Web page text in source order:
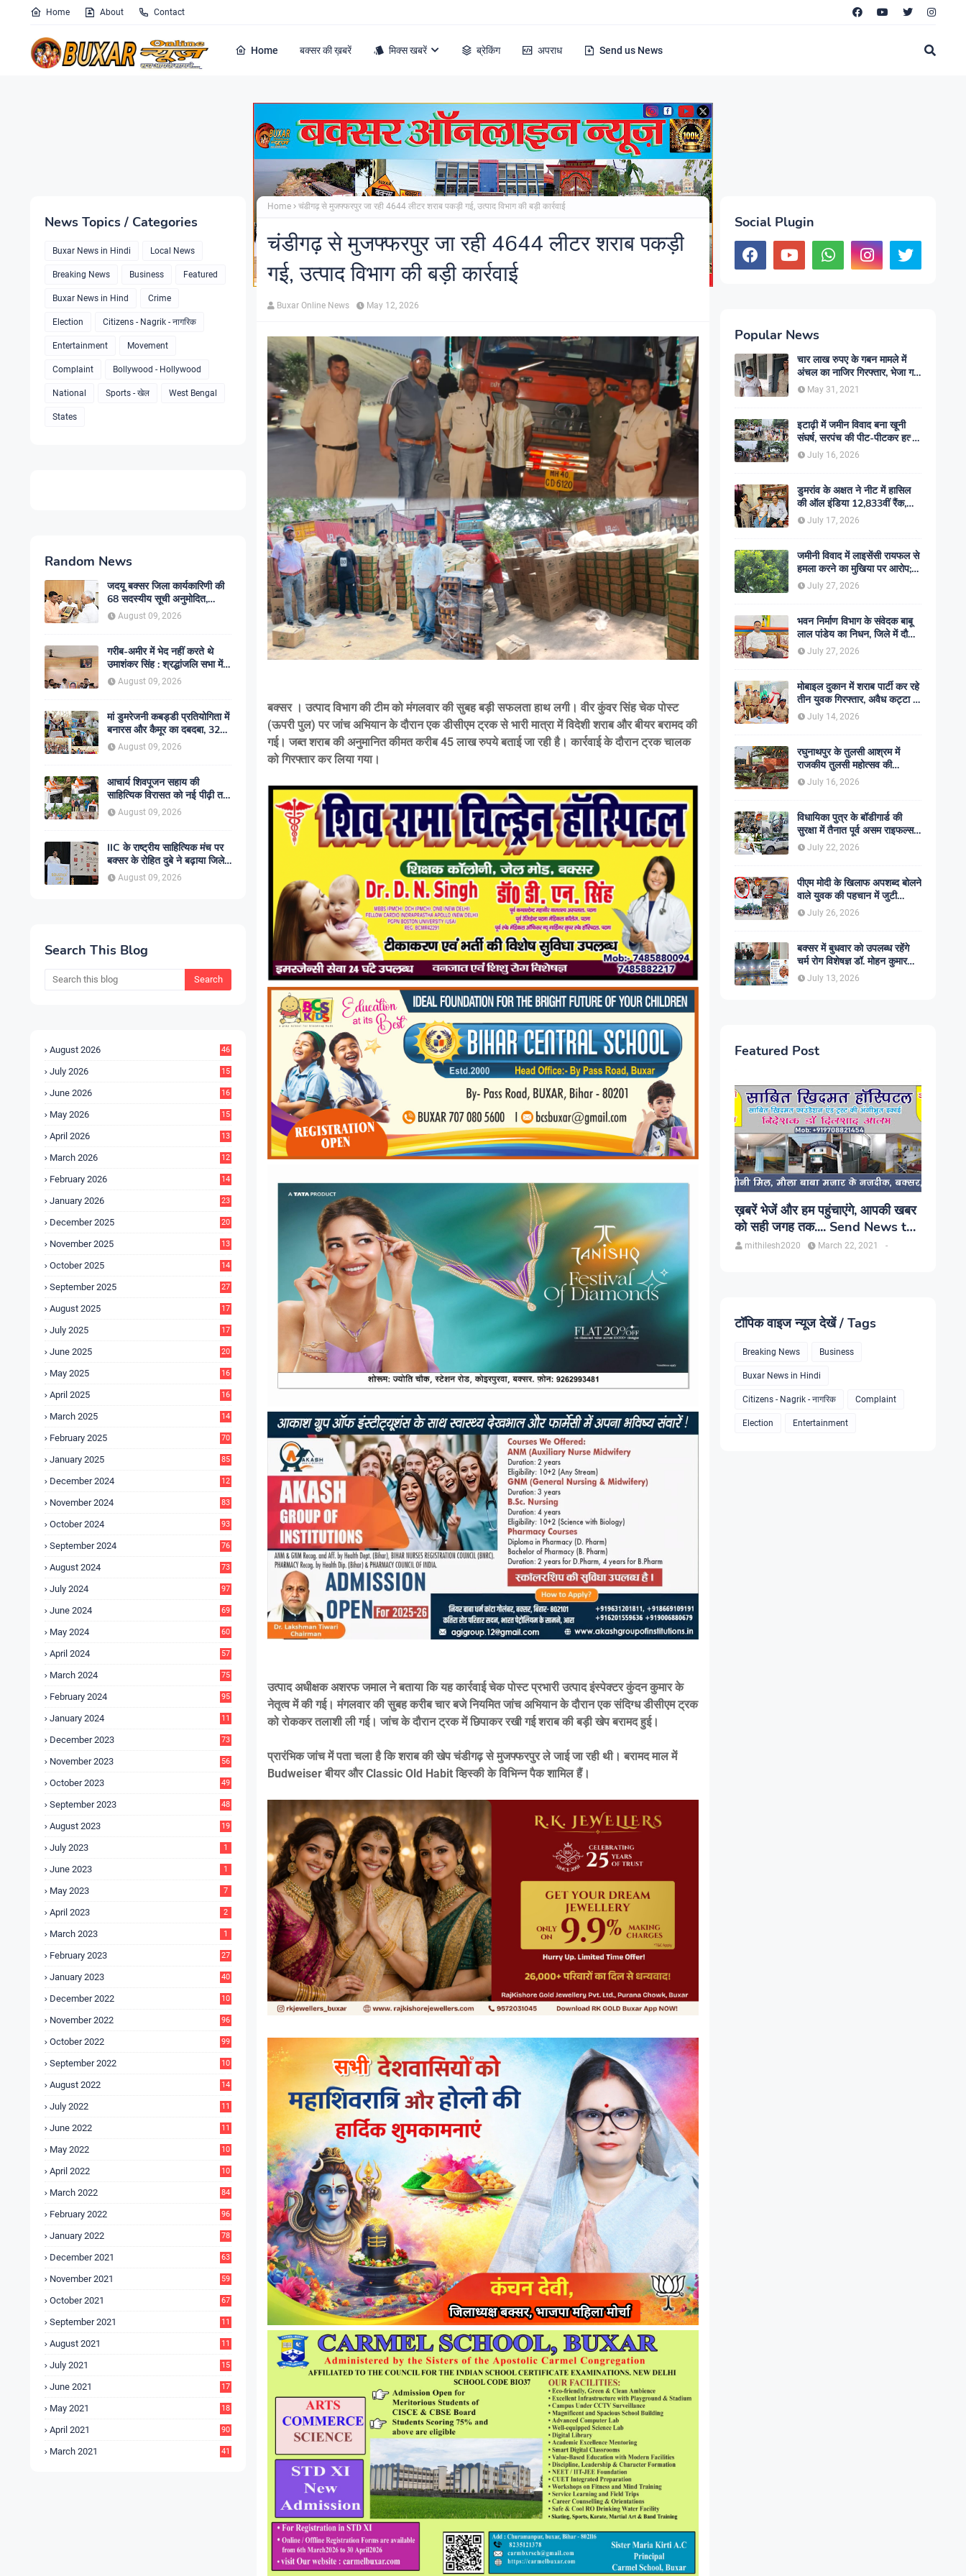
Home About Contact
Home बक्सर की ख़बरें मिक्स खबरें ब्रेकिंग अपराध Send us News
News Topics / Categories
Buxar News in Hindi Local News
Breaking News Business Featured
Buxar News in Hind Crime
Election Citizens - Nagrik - नागरिक
Entertainment Movement
Complaint Bollywood - Hollywood
National Sports - खेल West Bengal
States
Random News
जदयू बक्सर जिला कार्यकारिणी की
68 सदस्यीय सूची अनुमोदित,
कार्यकर्ताओं को मिली जिम्मेदारी
August 09, 2026
गरीब-अमीर में भेद नहीं करते थे
उमाशंकर सिंह : श्रद्धांजलि सभा में
याद किया गया सरल व्यक्तित्व
August 09, 2026
मां डुमरेजनी कबड्डी प्रतियोगिता में
बनारस और कैमूर का दबदबा, 32
टीमों ने दिखाया दमखम
August 09, 2026
आचार्य शिवपूजन सहाय की
साहित्यिक विरासत को नई पीढ़ी तक
पहुंचाना हमारी जिम्मेदारी : प्रो. कृष्णा
कान्त सिंह
August 09, 2026
IIC के राष्ट्रीय साहित्यिक मंच पर
बक्सर के रोहित दुबे ने बढ़ाया जिले
का मान
August 09, 2026
Search This Blog
August 2026 46
July 2026
15
June 2026
16
May 2026
15
April 2026
13
March 2026
12
February 2026
14
January 2026
23
December 2025
20
November 2025
13
October 2025
14
September 2025
27
August 2025
17
July 2025
17
June 2025
20
May 2025
16
April 2025
16
March 2025
14
February 2025 70
January 2025 85
December 2024
12
November 2024 83
October 2024 93
September 2024 76
August 2024 73
July 2024 97
June 2024 69
May 2024 60
April 2024 57
March 2024 75
February 2024 95
January 2024
11
December 2023 73
November 2023 56
October 2023 49
September 2023 48
August 2023 19
July 2023 1
June 2023 1
May 2023 7
April 2023 2
March 2023 1
February 2023 27
January 2023 40
December 2022
10
November 2022 96
October 2022 99
September 2022
10
August 2022
14
July 2022
11
June 2022
11
May 2022
10
April 2022
10
March 2022 84
February 2022 96
January 2022 78
December 2021 63
November 2021 59
October 2021 67
September 2021
11
August 2021
11
July 2021
15
June 2021
17
May 2021
18
April 2021 90
March 2021 41
Home चंडीगढ़ से मुजफ्फरपुर जा रही 4644 लीटर शराब पकड़ी गई, उत्पाद विभाग की बड़ी कार्रवाई
चंडीगढ़ से मुजफ्फरपुर जा रही 4644 लीटर शराब पकड़ी
गई, उत्पाद विभाग की बड़ी कार्रवाई
Buxar Online News May 12, 2026
बक्सर । उत्पाद विभाग की टीम को मंगलवार की सुबह बड़ी सफलता हाथ लगी। वीर कुंवर सिंह चेक पोस्ट
(ऊपरी पुल) पर जांच अभियान के दौरान एक डीसीएम ट्रक से भारी मात्रा में विदेशी शराब और बीयर बरामद की
गई। जब्त शराब की अनुमानित कीमत करीब 45 लाख रुपये बताई जा रही है। कार्रवाई के दौरान ट्रक चालक
को गिरफ्तार कर लिया गया।
उत्पाद अधीक्षक अशरफ जमाल ने बताया कि यह कार्रवाई चेक पोस्ट प्रभारी उत्पाद इंस्पेक्टर कुंदन कुमार के
नेतृत्व में की गई। मंगलवार की सुबह करीब चार बजे नियमित जांच अभियान के दौरान एक संदिग्ध डीसीएम ट्रक
को रोककर तलाशी ली गई। जांच के दौरान ट्रक में छिपाकर रखी गई शराब की बड़ी खेप बरामद हुई।
प्रारंभिक जांच में पता चला है कि शराब की खेप चंडीगढ़ से मुजफ्फरपुर ले जाई जा रही थी। बरामद माल में
Budweiser बीयर और Classic Old Habit व्हिस्की के विभिन्न पैक शामिल हैं।
Social Plugin
Popular News
चार लाख रुपए के गबन मामले में
अंचल का नाजिर गिरफ्तार, भेजा गया
जेल- sent jail
May 31, 2021
इटाढ़ी में जमीन विवाद बना खूनी
संघर्ष, सरपंच की पीट-पीटकर हत्या;
दो बेटे घायल, सड़क जाम
July 16, 2026
डुमरांव के अक्षत ने नीट में हासिल
की ऑल इंडिया 12,833वीं रैंक,
ऑनलाइन पढ़ाई से रचा सफलता का
इतिहास
July 17, 2026
जमीनी विवाद में लाइसेंसी रायफल से
हमला करने का मुखिया पर आरोप;
मामले की जांच में जुटी पुलिस
July 27, 2026
भवन निर्माण विभाग के संवेदक बाबू
लाल पांडेय का निधन, जिले में दौड़ी
शोक की लहर
July 27, 2026
मोबाइल दुकान में शराब पार्टी कर रहे
तीन युवक गिरफ्तार, अवैध कट्टा व
कारतूस बरामद
July 14, 2026
रघुनाथपुर के तुलसी आश्रम में
राजकीय तुलसी महोत्सव की
अनुशंसा, बीडीओ ने भेजी
सकारात्मक रिपोर्ट
July 16, 2026
विधायिका पुत्र के बॉडीगार्ड की
सुरक्षा में तैनात पूर्व असम राइफल्स
जवान की गोली मारकर हत्या,
सहकर्मी अंगरक्षक गिरफ्तार
July 22, 2026
पीएम मोदी के खिलाफ अपशब्द बोलने
वाले युवक की पहचान में जुटी
पुलिस, बक्सर एसपी ने दिए सख्त
कार्रवाई के संकेत
July 26, 2026
बक्सर में बुधवार को उपलब्ध रहेंगे
चर्म रोग विशेषज्ञ डॉ. मोहन कुमार
सिंह, प्रकाश यूरो क्लिनिक में होगा
परामर्श
July 13, 2026
Featured Post
ख़बरें भेजें और हम पहुंचाएंगे, आपकी खबर
को सही जगह तक.... Send News to
us!mithilesh2020 -
March 22, 2021
टॉपिक वाइज न्यूज देखें / Tags
Breaking News Business
Buxar News in Hindi
Citizens - Nagrik - नागरिक Complaint
Election Entertainment